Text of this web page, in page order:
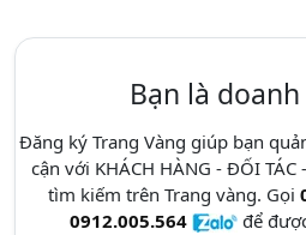
Bạn là
Đăng ký Trang Vàng giúp bạn
cận với KHÁCH HÀNG - ĐỐI
tìm kiếm trên Trang vàng. Gọi
0912.005.564
để